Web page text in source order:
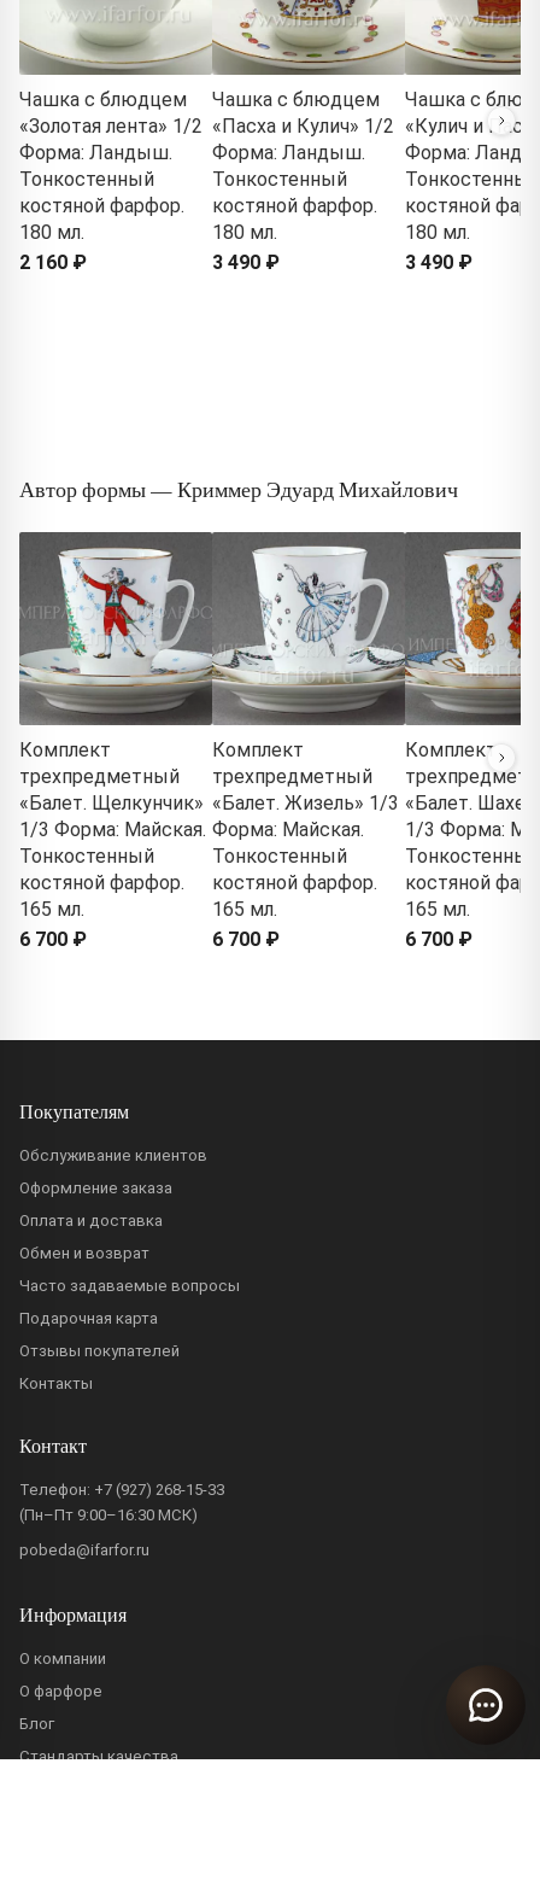
Чашка с блюдцем
«Золотая лента» 1/2
Форма: Ландыш.
Тонкостенный
костяной фарфор.
180 мл.
2 160 ₽
Чашка с блюдцем
«Пасха и Кулич» 1/2
Форма: Ландыш.
Тонкостенный
костяной фарфор.
180 мл.
3 490 ₽
Чашка с
«Кулич и
Форма:
Тонкостенный
костяной
180 мл.
3 490 ₽
Автор формы — Криммер Эдуард Михайлович
Комплект
трехпредметный
«Балет. Щелкунчик»
1/3 Форма: Майская.
Тонкостенный
костяной фарфор.
165 мл.
6 700 ₽
Комплект
трехпредметный
«Балет. Жизель» 1/3
Форма: Майская.
Тонкостенный
костяной фарфор.
165 мл.
6 700 ₽
Комплект
«Балет.
1/3 Форма:
Тонкостенный
костяной
165 мл.
6 700 ₽
Покупателям
Обслуживание клиентов
Оформление заказа
Оплата и доставка
Обмен и возврат
Часто задаваемые вопросы
Подарочная карта
Отзывы покупателей
Контакты
Контакт
Телефон: +7 (927) 268-15-33
(Пн–Пт 9:00–16:30 МСК)
pobeda@ifarfor.ru
Информация
О компании
О фарфоре
Блог
Стандарты качества